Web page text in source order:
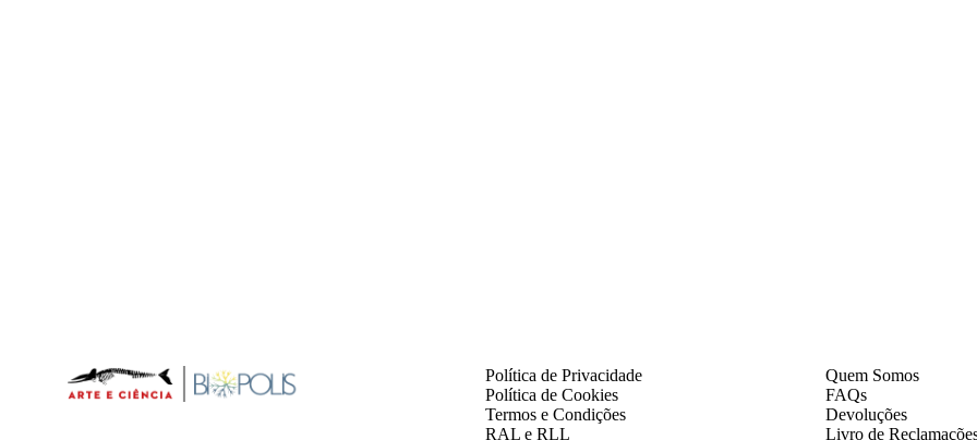
Política de Privacidade
Política de Cookies
Termos e Condições
RAL e RLL
Quem Somos
FAQs
Devoluções
Livro de